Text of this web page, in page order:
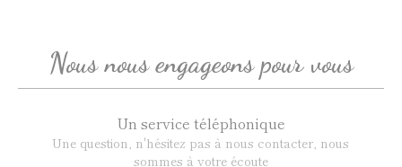
Nous nous engageons pour vous
Un service téléphonique
Une question, n'hésitez pas à nous contacter, nous
sommes à votre écoute